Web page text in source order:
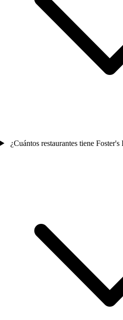
¿Cuántos restaurantes tiene